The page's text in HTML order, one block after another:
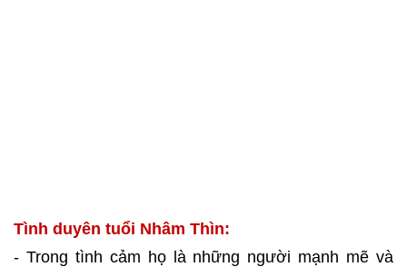
Tình duyên tuổi Nhâm Thìn:
- Trong tình cảm họ là những người mạnh mẽ và